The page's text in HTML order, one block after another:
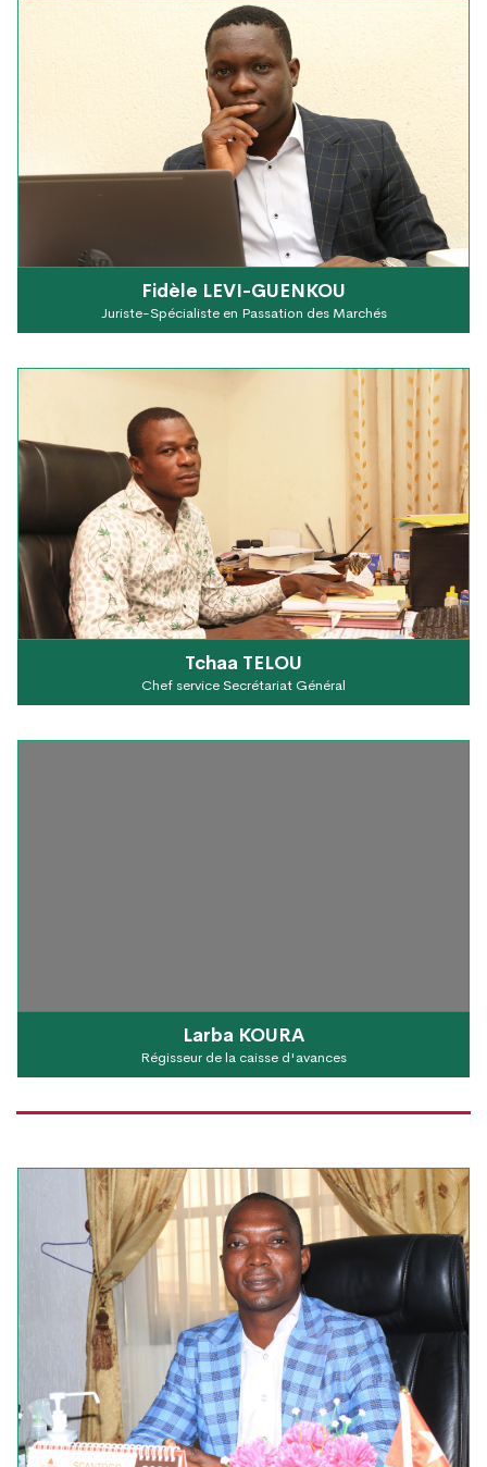
Fidèle LEVI-GUENKOU
Juriste-Spécialiste en Passation des Marchés
Tchaa TELOU
Chef service Secrétariat Général
Larba KOURA
Régisseur de la caisse d'avances